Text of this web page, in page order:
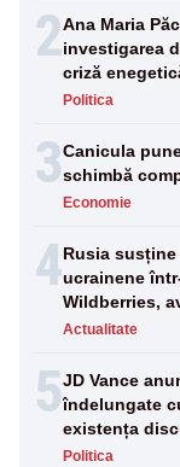
2Ana Maria
investigarea
criză
Politica
3Canicula
schimbă
Economie
4Rusia
ucrainene
Wildberries,
Actualitate
5JD Vance
îndelungate
existența
Politica